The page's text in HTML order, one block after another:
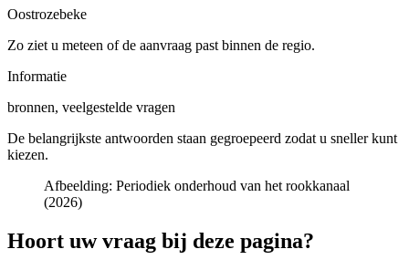
Oostrozebeke
Zo ziet u meteen of de aanvraag past binnen de regio.
Informatie
bronnen, veelgestelde vragen
De belangrijkste antwoorden staan gegroepeerd zodat u sneller kunt
kiezen.
Afbeelding: Periodiek onderhoud van het rookkanaal
(2026)
Hoort uw vraag bij deze pagina?